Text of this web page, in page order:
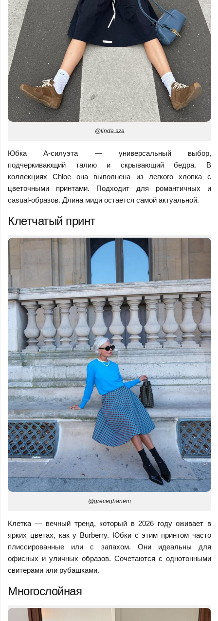
@linda.sza
Юбка А-силуэта — универсальный выбор,
подчеркивающий талию и скрывающий бедра. В
коллекциях Chloe она выполнена из легкого хлопка с
цветочными принтами. Подходит для романтичных и
casual-образов. Длина миди остается самой актуальной.
Клетчатый принт
@greceghanem
Клетка — вечный тренд, который в 2026 году оживает в
ярких цветах, как у Burberry. Юбки с этим принтом часто
плиссированные или с запахом. Они идеальны для
офисных и уличных образов. Сочетаются с однотонными
свитерами или рубашками.
Многослойная